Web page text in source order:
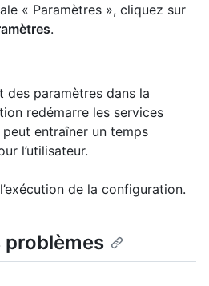
« Paramètres », cliquez sur
.
des paramètres dans la
redémarre les services
entraîner un temps
l’utilisateur.
de la configuration.
problèmes